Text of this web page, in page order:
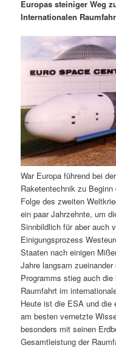
e
n
I
n
h
a
l
t
s
p
r
ä
r
e
n
I
n
h
a
l
t
s
n
a
o
n
Europas steiniger Weg
Internationalen
War Europa führend bei
Raketentechnik zu
Folge des zweiten
ein paar Jahrzehnte, um
Sinnbildlich für aber auch
Einigungsprozess
Staaten nach einigen
Jahre langsam
Programms stieg auch
Raumfahrt im
Heute ist die ESA und die
am besten vernetzte
besonders mit seinen
Gesamtleistung der